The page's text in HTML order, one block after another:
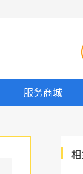
服务商城
相